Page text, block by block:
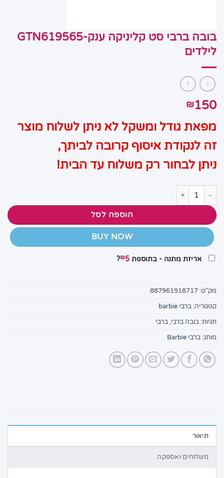
בובה ברבי סט קליניקה ענק-GTN619565
לילדים
₪150
מפאת גודל ומשקל לא ניתן לשלוח מוצר
זה לנקודת איסוף קרובה לביתך,
ניתן לבחור רק משלוח עד הבית!
כמות של בובה ברבי סט קליניקה ענק-GTN619565 לילדים
הוספה לסל
BUY NOW
אריזת מתנה - בתוספת ₪5
?
מק"ט: 887961918717
קטגוריה: ברבי barbie
תגיות: בובה ברבי, ברבי
מותג: ברבי Barbie
תיאור
משלוחים ואספקה